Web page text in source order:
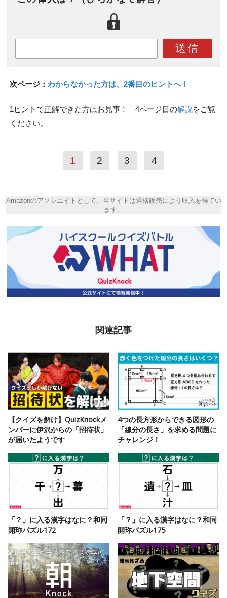
送信
次ページ： わからなかった方は、2番目のヒントへ！
1ヒントで正解できた方はお見事！ 4ページ目の解説 をご覧
ください。
1 2 3 4
Amazonのアソシエイトとして、当サイトは適格販売により収入を得てい
ます。
関連記事
【クイズを解け】QuizKnockメ
ンバーに伊沢からの「招待状」
が届いたようです
4つの長方形からできる図形の
「線分の長さ」を求める問題に
チャレンジ！
「？」に入る漢字はなに？和同
開珎パズル172
「？」に入る漢字はなに？和同
開珎パズル175